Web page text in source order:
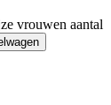
vrouwen aantal